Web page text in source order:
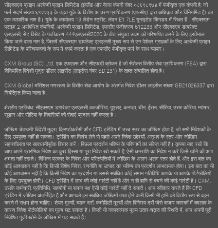
सीएक्सएम प्राइम अल्केमी प्राइम लिमिटेड (इंग्लैंड और वेल्स कंपनी नंबर ०८६९८९७४ में पंजीकृत एक कंपनी है, जो
फर्म संदर्भ संख्या ६१२२३३ के तहत यूके के वित्तीय आचरण प्राधिकरण (एफसीए) द्वारा अधिकृत और विनियमित है) का
एक व्यापारिक नाम है। यूके के कार्यालय 13 लेडेन स्ट्रीट, लंदन E1 7LE यूनाइटेड किंगडम में स्थित हैं। सीएक्सएम
प्राइम 2 असंबंधित कंपनियों, अल्केमी प्राइम लिमिटेड, एफसीए पंजीकरण 612233 और सीएक्सएम डायरेक्ट
एलएलसी, सेंट विंसेंट के पंजीकरण 444एलएलसी2020 के बीच संयुक्त उद्यम को परिभाषित करने के लिए इस्तेमाल
किया जाने वाला नाम है, जिसमें सीएक्सएम डायरेक्ट एलएलसी मुख्य रूप से उन पेशेवर ग्राहकों के लिए अल्केमी प्राइम
लिमिटेड के परिचयकर्ता के रूप में कार्य करता है एक एफसीए पंजीकृत फर्म के साथ व्यापार।
CXM Group (SC) Ltd. एक एफएक्स और सीएफडी ब्रोकर है जो सेशेल्स वित्तीय सेवा प्राधिकरण (FSA) द्वारा
विनियमित विदेशी मुद्रा डीलर लाइसेंस (लाइसेंस नंबर SD 231) के तहत संचालित होता है।
CXM Global मॉरीशस गणराज्य के वित्तीय सेवा आयोग के अंतर्गत निवेश डीलर लाइसेंस संख्या GB21026337 द्वारा
नियंत्रित किया जाता है .
क्षेत्रीय प्रतिबंध: सीएक्सएम डायरेक्ट एलएलसी अल्जीरिया, यूएसए, कनाडा, चीन, ईरान, सीरिया, उत्तर कोरिया, म्यांमार,
सूडान और सीरिया के निवासियों को सेवाएं प्रदान नहीं करता है।
जोखिम चेतावनी: विदेशी मुद्रा, क्रिप्टोकरेंसी और CFD ट्रेडिंग में उच्च स्तर का जोखिम होता है, जो सभी निवेशकों के
लिए उपयुक्त नहीं हो सकता। ट्रेडिंग का निर्णय लेने से पहले अपने निवेश उद्देश्यों, अनुभव के स्तर और जोखिम
सहनशीलता पर सावधानीपूर्वक विचार करें। पिछला प्रदर्शन भविष्य के परिणामों का संकेत नहीं है। कृपया याद रखें कि
आप अपने प्रारंभिक निवेश का कुछ हिस्सा या पूरा निवेश खो सकते हैं; ऐसी धनराशि का निवेश न करें जिसे खोने की आप
क्षमता नहीं रखते। विभिन्न प्रकार के निवेश और परिसंपत्तियों में जोखिम के अलग-अलग स्तर होते हैं, और इस बात का
कोई आश्वासन नहीं है कि किसी विशेष निवेश, रणनीति या उत्पाद का भविष्य का प्रदर्शन लाभदायक होगा। इस बात का भी
कोई आश्वासन नहीं है कि किसी निवेश का प्रदर्शन या उससे संबंधित कोई समान गतिविधि आपके या आपके पोर्टफोलियो
के लिए उपयुक्त होगी। CFD ट्रेडिंग में लाभ की कोई गारंटी नहीं है और न ही हानि से बचने की कोई गारंटी है। CXM,
उसके कर्मचारी, प्रतिनिधि, सहयोगी या समान पक्ष ऐसी कोई गारंटी नहीं दे सकते। आप स्वीकार करते हैं कि CFD
ट्रेडिंग में जोखिम अंतर्निहित हैं और आपको इन संबंधित जोखिमों तथा होने वाली किसी भी हानि को वित्तीय रूप से वहन
करने में सक्षम होना चाहिए। शेयर मूल्यों, ब्याज दरों, कमोडिटी मूल्यों और विनिमय दरों जैसे बाजार कारकों में बदलाव के
कारण निवेश पोर्टफोलियो का मूल्य घट सकता है। किसी भी नकारात्मक मूल्य उतार-चढ़ाव की स्थिति में, आप अपनी पूरी
निवेशित पूंजी खोने के जोखिम में पड़ सकते हैं।